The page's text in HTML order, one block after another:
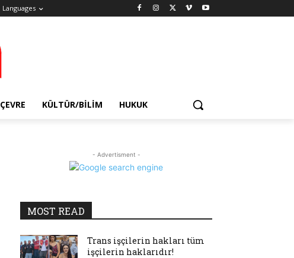
Languages
ÇEVRE KÜLTÜR/BILIM HUKUK
- Advertisment -
MOST READ
Trans işçilerin hakları tüm
işçilerin haklarıdır!